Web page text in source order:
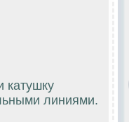
катушку
линиями.